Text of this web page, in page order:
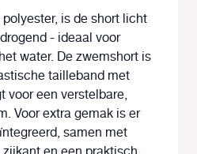
is de short licht
- ideaal voor
water. De zwemshort is
tailleband met
voor een verstelbare,
Voor extra gemak is er
samen met